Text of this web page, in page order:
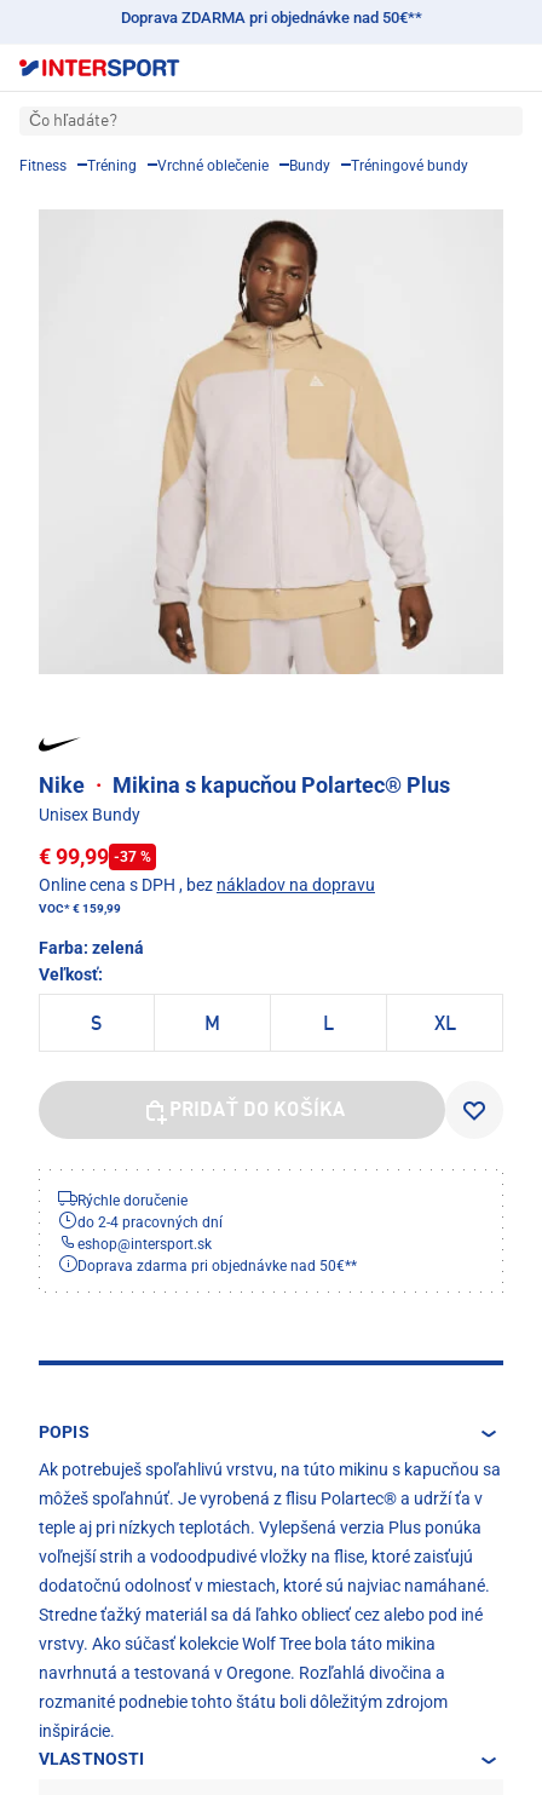
Doprava ZDARMA pri objednávke nad 50€**
Čo hľadáte?
Fitness Tréning Vrchné oblečenie Bundy Tréningové bundy
Nike · Mikina s kapucňou Polartec® Plus
Unisex Bundy
€ 99,99 -37 %
Online cena s DPH , bez nákladov na dopravu
VOC*€ 159,99
Farba: zelená
Veľkosť:
S M L XL
PRIDAŤ DO KOŠÍKA
Rýchle doručenie
do 2-4 pracovných dní
eshop@intersport.sk
Doprava zdarma pri objednávke nad 50€**
POPIS
Ak potrebuješ spoľahlivú vrstvu, na túto mikinu s kapucňou sa
môžeš spoľahnúť. Je vyrobená z flisu Polartec® a udrží ťa v
teple aj pri nízkych teplotách. Vylepšená verzia Plus ponúka
voľnejší strih a vodoodpudivé vložky na flise, ktoré zaisťujú
dodatočnú odolnosť v miestach, ktoré sú najviac namáhané.
Stredne ťažký materiál sa dá ľahko obliecť cez alebo pod iné
vrstvy. Ako súčasť kolekcie Wolf Tree bola táto mikina
navrhnutá a testovaná v Oregone. Rozľahlá divočina a
rozmanité podnebie tohto štátu boli dôležitým zdrojom
inšpirácie.
VLASTNOSTI